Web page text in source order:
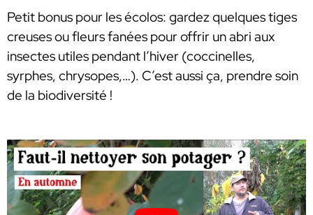
Petit bonus pour les écolos: gardez quelques tiges
creuses ou fleurs fanées pour offrir un abri aux
insectes utiles pendant l’hiver (coccinelles,
syrphes, chrysopes,…). C’est aussi ça, prendre soin
de la biodiversité !